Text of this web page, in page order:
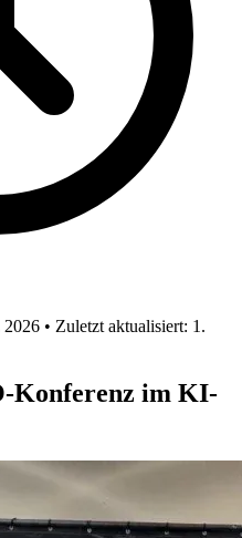
2026 • Zuletzt aktualisiert: 1.
Konferenz im KI-